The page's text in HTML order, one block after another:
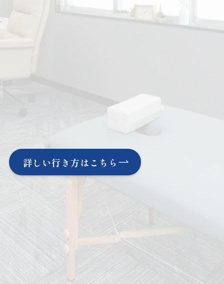
詳しい行き方はこちら